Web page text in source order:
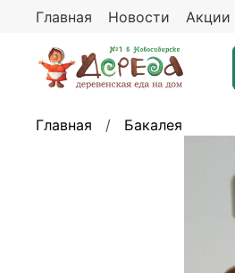
Главная Новости Акции
Главная Бакалея